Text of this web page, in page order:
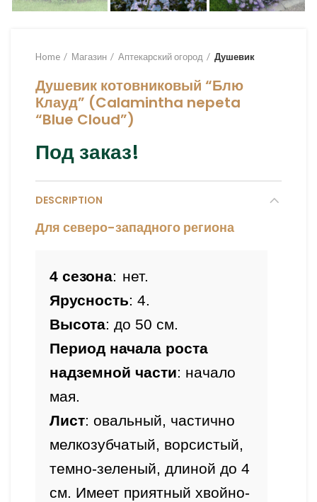
Home Магазин Аптекарский огород Душевик
Душевик котовниковый “Блю
Клауд” (Calamintha nepeta
“Blue Cloud”)
Под заказ!
DESCRIPTION
Для северо-западного региона
4 сезона: нет.
Ярусность: 4.
Высота: до 50 см.
Период начала роста
надземной части: начало
мая.
Лист: овальный, частично
мелкозубчатый, ворсистый,
темно-зеленый, длиной до 4
см. Имеет приятный хвойно-